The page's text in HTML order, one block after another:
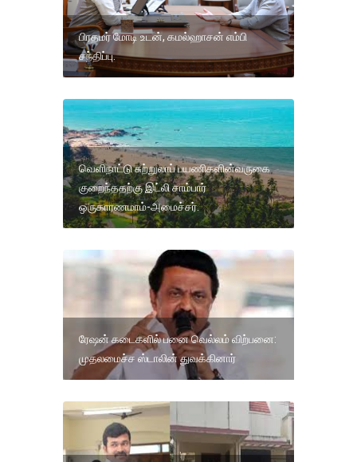
பிரதமர் மோடி உடன், கமல்ஹாசன் எம்பி
சந்திப்பு.
வெளிநாட்டு சுற்றுலாப் பயணிகளின்வருகை
குறைந்ததற்கு இட்லி சாம்பார்
ஒருகாரணமாம்-அமைச்சர்.
ரேஷன் கடைகளில் பனை வெல்லம் விற்பனை:
முதலமைச்ச ஸ்டாலின் துவக்கினார்